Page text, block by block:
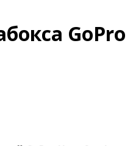
GoPro